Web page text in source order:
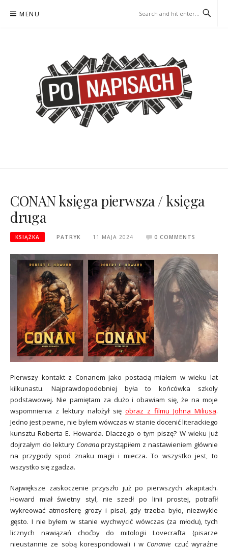
MENU
CONAN księga pierwsza / księga
druga
KSIĄŻKA PATRYK 11 MAJA 2024 0 COMMENTS
Pierwszy kontakt z Conanem jako postacią miałem w wieku lat
kilkunastu. Najprawdopodobniej była to końcówka szkoły
podstawowej. Nie pamiętam za dużo i obawiam się, że na moje
wspomnienia z lektury nałożył się obraz z filmu Johna Miliusa.
Jedno jest pewne, nie byłem wówczas w stanie docenić literackiego
kunsztu Roberta E. Howarda. Dlaczego o tym piszę? W wieku już
dojrzałym do lektury Conanaprzystąpiłem z nastawieniem głównie
na przygody spod znaku magii i miecza. To wszystko jest, to
wszystko się zgadza.
Największe zaskoczenie przyszło już po pierwszych akapitach.
Howard miał świetny styl, nie szedł po linii prostej, potrafił
wykreować atmosferę grozy i pisał, gdy trzeba było, niezwykle
gęsto. I nie byłem w stanie wychwycić wówczas (za młodu), tych
licznych nawiązań choćby do mitologii Lovecrafta (pisarze
nieustannie ze sobą korespondowali i w Conanie czuć wyraźne